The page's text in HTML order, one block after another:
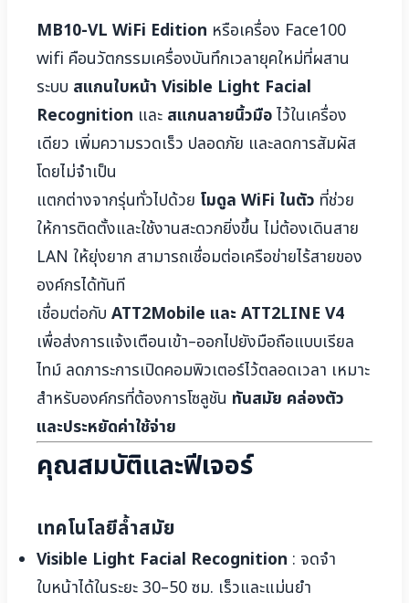
MB10-VL WiFi Edition หรือเครื่อง Face100
wifi คือนวัตกรรมเครื่องบันทึกเวลายุคใหม่ที่ผสาน
ระบบ สแกนใบหน้า Visible Light Facial
Recognition และ สแกนลายนิ้วมือไว้ในเครื่อง
เดียว เพิ่มความรวดเร็ว ปลอดภัย และลดการสัมผัส
โดยไม่จำเป็น
แตกต่างจากรุ่นทั่วไปด้วย โมดูล WiFi ในตัว ที่ช่วย
ให้การติดตั้งและใช้งานสะดวกยิ่งขึ้น ไม่ต้องเดินสาย
LAN ให้ยุ่งยาก สามารถเชื่อมต่อเครือข่ายไร้สายของ
องค์กรได้ทันที
เชื่อมต่อกับ ATT2Mobile และ ATT2LINE V4
เพื่อส่งการแจ้งเตือนเข้า–ออกไปยังมือถือแบบเรียล
ไทม์ ลดภาระการเปิดคอมพิวเตอร์ไว้ตลอดเวลา เหมาะ
สำหรับองค์กรที่ต้องการโซลูชัน ทันสมัย คล่องตัว
และประหยัดค่าใช้จ่าย
คุณสมบัติและฟีเจอร์
เทคโนโลยีล้ำสมัย
Visible Light Facial Recognition : จดจำ
ใบหน้าได้ในระยะ 30–50 ซม. เร็วและแม่นยำ